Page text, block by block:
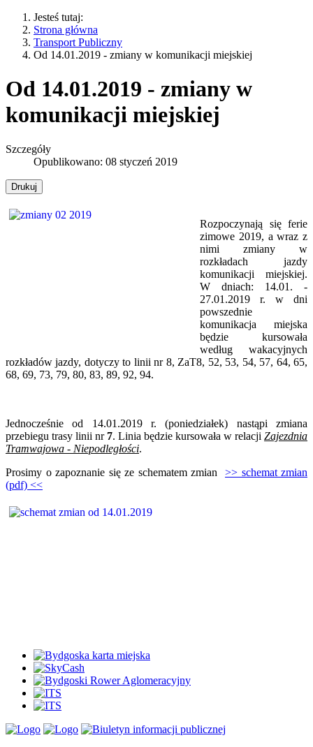
Jesteś tutaj:
Strona główna
Transport Publiczny
Od 14.01.2019 - zmiany w komunikacji miejskiej
Od 14.01.2019 - zmiany w
komunikacji miejskiej
Szczegóły
Opublikowano: 08 styczeń 2019
Drukuj
Rozpoczynają się ferie
zimowe 2019, a wraz z
nimi zmiany w
rozkładach jazdy
komunikacji miejskiej.
W dniach: 14.01. -
27.01.2019 r. w dni
powszednie
komunikacja miejska
będzie kursowała
według wakacyjnych
rozkładów jazdy, dotyczy to linii nr 8, ZaT8, 52, 53, 54, 57, 64, 65,
68, 69, 73, 79, 80, 83, 89, 92, 94.
Jednocześnie od 14.01.2019 r. (poniedziałek) nastąpi zmiana
przebiegu trasy linii nr 7. Linia będzie kursowała w relacji Zajezdnia
Tramwajowa - Niepodległości.
Prosimy o zapoznanie się ze schematem zmian >> schemat zmian
(pdf) <<